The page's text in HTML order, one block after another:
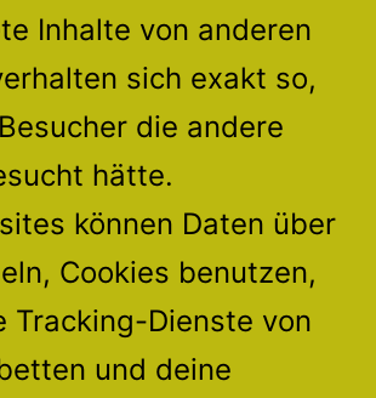
Inhalte von anderen
sich exakt so,
die andere
hätte.
können Daten über
Cookies benutzen,
Tracking-Dienste von
und deine